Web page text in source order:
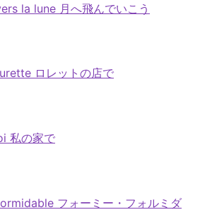
la lune 月へ飛んでいこう
ロレットの店で
私の家で
フォーミー・フォルミダ